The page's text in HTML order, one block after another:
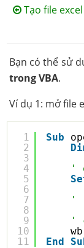
Tạo file
Bạn có thể sử
trong VBA.
Ví dụ 1: mở file
1
2
3
4
5
6
7
8
9
10
11
Sub
'
'
'
End